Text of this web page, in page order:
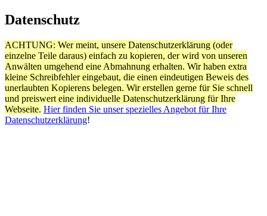
Datenschutz
ACHTUNG: Wer meint, unsere Datenschutzerklärung (oder
einzelne Teile daraus) einfach zu kopieren, der wird von unseren
Anwälten umgehend eine Abmahnung erhalten. Wir haben extra
kleine Schreibfehler eingebaut, die einen eindeutigen Beweis des
unerlaubten Kopierens belegen. Wir erstellen gerne für Sie schnell
und preiswert eine individuelle Datenschutzerklärung für Ihre
Webseite. Hier finden Sie unser spezielles Angebot für Ihre
Datenschutzerklärung!